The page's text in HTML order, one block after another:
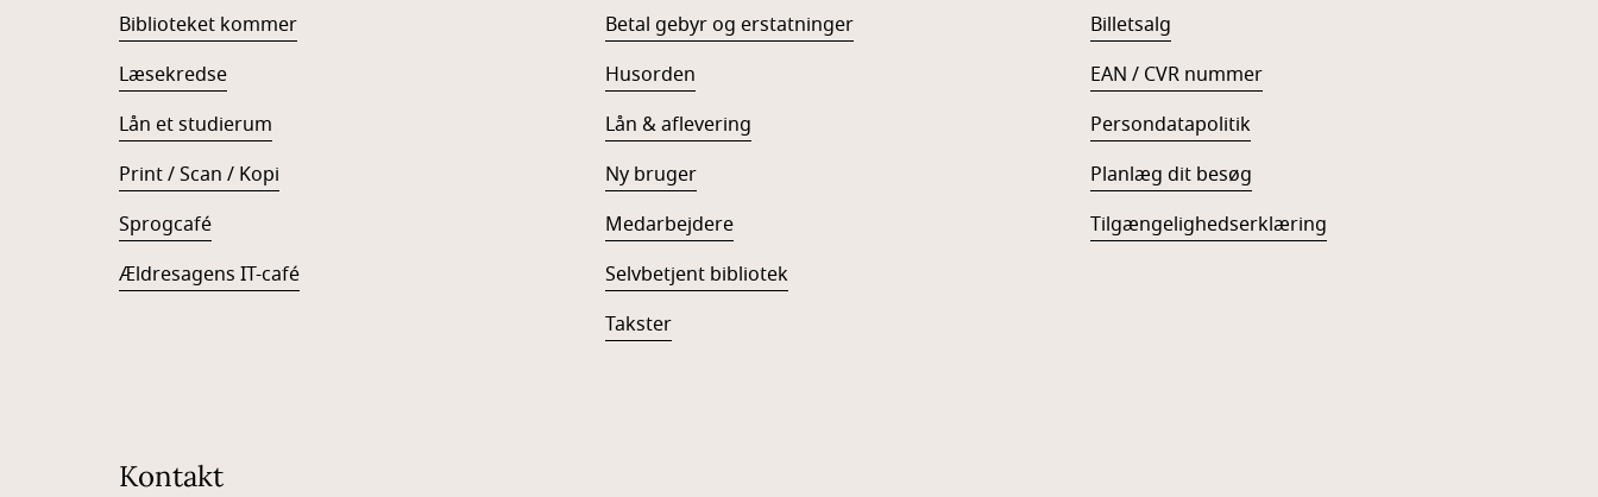
Biblioteket kommer
Læsekredse
Lån et studierum
Print / Scan / Kopi
Sprogcafé
Ældresagens IT-café
Betal gebyr og erstatninger
Husorden
Lån & aflevering
Ny bruger
Medarbejdere
Selvbetjent bibliotek
Takster
Billetsalg
EAN / CVR nummer
Persondatapolitik
Planlæg dit besøg
Tilgængelighedserklæring
Kontakt